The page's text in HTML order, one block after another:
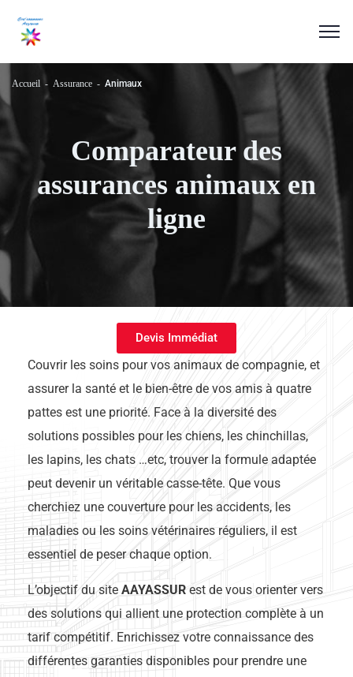
Comparateur des
assurances animaux en
ligne
Accueil Assurance Animaux
Devis Immédiat
Couvrir les soins pour vos animaux de compagnie, et
assurer la santé et le bien-être de vos amis à quatre
pattes est une priorité. Face à la diversité des
solutions possibles pour les chiens, les chinchillas,
les lapins, les chats …etc, trouver la formule adaptée
peut devenir un véritable casse-tête. Que vous
cherchiez une couverture pour les accidents, les
maladies ou les soins vétérinaires réguliers, il est
essentiel de peser chaque option.
L’objectif du site AAYASSUR est de vous orienter vers
des solutions qui allient une protection complète à un
tarif compétitif. Enrichissez votre connaissance des
différentes garanties disponibles pour prendre une